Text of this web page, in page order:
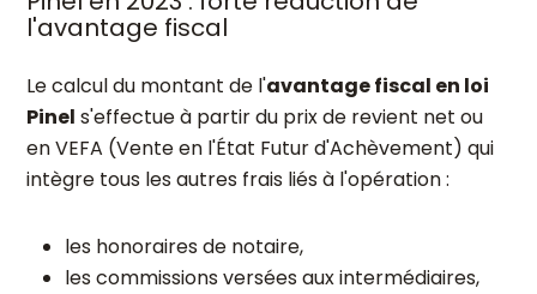
l'avantage fiscal
Le calcul du montant de l'avantage fiscal en loi
Pinel s'effectue à partir du prix de revient net ou
en VEFA (Vente en l'État Futur d'Achèvement) qui
intègre tous les autres frais liés à l'opération :
les honoraires de notaire,
les commissions versées aux intermédiaires,